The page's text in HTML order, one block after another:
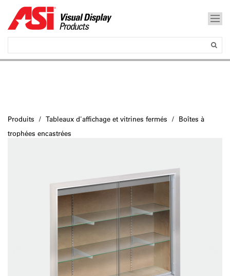
Produits Tableaux d'affichage et vitrines fermés
Boîtes à
trophées encastrées